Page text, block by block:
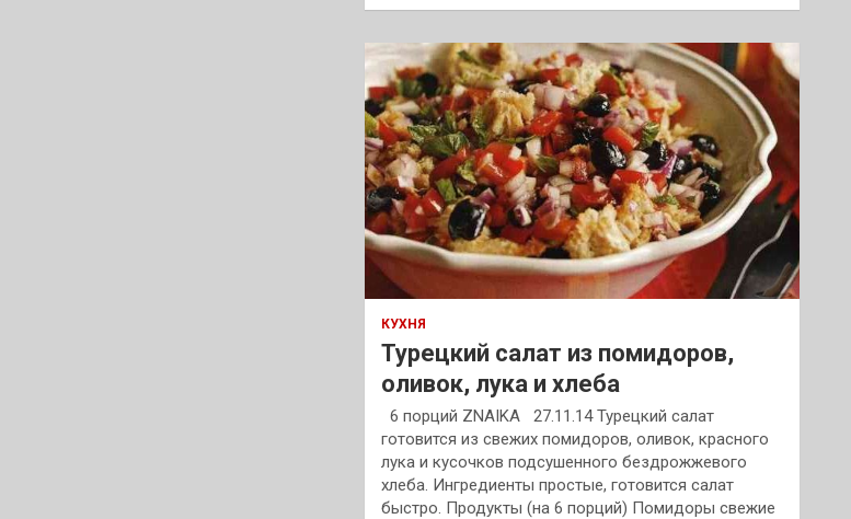
КУХНЯ
Турецкий салат из помидоров,
оливок, лука и хлеба
6 порций ZNAIKA 27.11.14 Турецкий салат
готовится из свежих помидоров, оливок, красного
лука и кусочков подсушенного бездрожжевого
хлеба. Ингредиенты простые, готовится салат
быстро. Продукты (на 6 порций) Помидоры свежие